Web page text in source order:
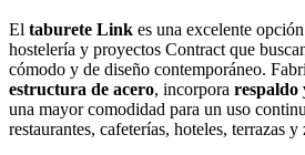
El taburete Link es una excelente
hostelería y proyectos Contract que
cómodo y de diseño contemporáneo.
estructura de acero, incorpora respaldo
una mayor comodidad para un uso
restaurantes, cafeterías, hoteles, terrazas y